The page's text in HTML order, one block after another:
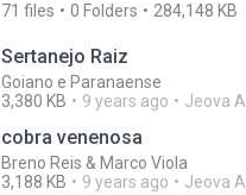
71 files 0 Folders 284,148 KB
Sertanejo Raiz
Goiano e Paranaense
3,380 KB
9 years ago Jeova A.
cobra venenosa
Breno Reis & Marco Viola
3,188 KB
9 years ago Jeova A.